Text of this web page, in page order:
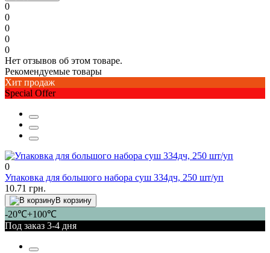
0
0
0
0
0
Нет отзывов об этом товаре.
Рекомендуемые товары
Хит продаж
Special Offer
0
Упаковка для большого набора суш 334дч, 250 шт/уп
10.71 грн.
В корзину
-20℃+100℃
Под заказ 3-4 дня